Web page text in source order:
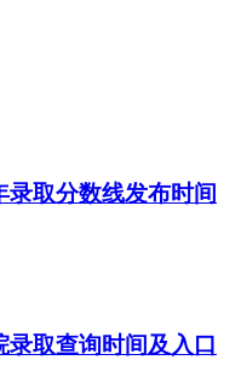
录取分数线发布时间
取查询时间及入口